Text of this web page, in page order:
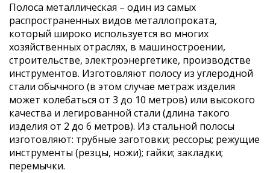
Полоса металлическая – один из самых
распространенных видов металлопроката,
который широко используется во многих
хозяйственных отраслях, в машиностроении,
строительстве, электроэнергетике, производстве
инструментов. Изготовляют полосу из углеродной
стали обычного (в этом случае метраж изделия
может колебаться от 3 до 10 метров) или высокого
качества и легированной стали (длина такого
изделия от 2 до 6 метров). Из стальной полосы
изготовляют: трубные заготовки; рессоры; режущие
инструменты (резцы, ножи); гайки; закладки;
перемычки.